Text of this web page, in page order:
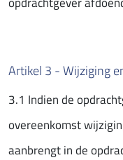
Artikel 3 - Wijziging
3.1 Indien de
overeenkomst
aanbrengt in de